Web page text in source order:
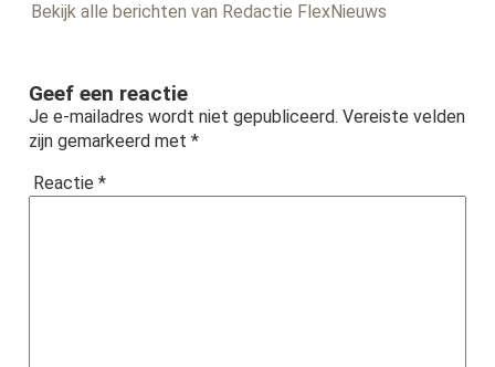
Bekijk alle berichten van Redactie FlexNieuws
Geef een reactie
Je e-mailadres wordt niet gepubliceerd. Vereiste velden
zijn gemarkeerd met*
Reactie*